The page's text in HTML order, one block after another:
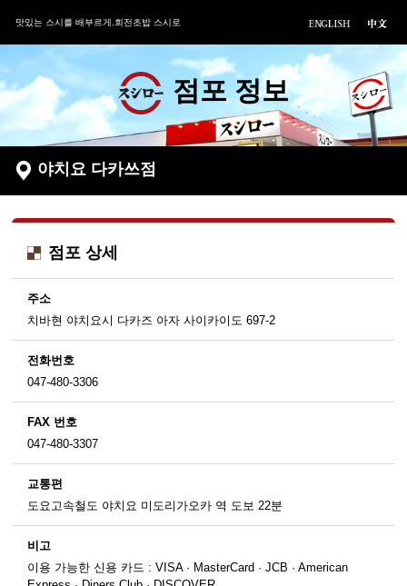
맛있는 스시를 배부르게.회전초밥 스시로
점포 정보
야치요 다카쓰점
점포 상세
주소
치바현 야치요시 다카즈 아자 사이카이도 697-2
전화번호
047-480-3306
FAX 번호
047-480-3307
교통편
도요고속철도 야치요 미도리가오카 역 도보 22분
비고
이용 가능한 신용 카드 : VISA · MasterCard · JCB · American